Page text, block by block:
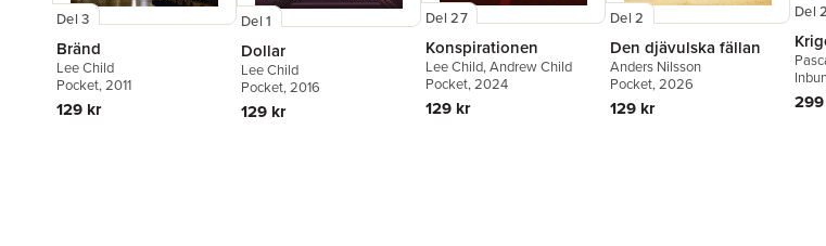
Del 3
Bränd
Lee Child
Pocket, 2011
129 kr
Del 1
Dollar
Lee Child
Pocket, 2016
129 kr
Del 27
Konspirationen
Lee Child,Andrew Child
Pocket, 2024
129 kr
Del 2
Den djävulska fällan
Anders Nilsson
Pocket, 2026
129 kr
Del 2